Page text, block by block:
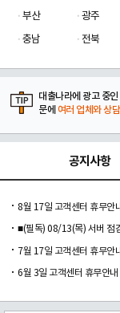
부산
광주
충남
전북
대출나라에 광고 중
문에 여러 업체와 상
공지사항
8월 17일 고객센터 휴무안
■(필독) 08/13(목) 서버 점
7월 17일 고객센터 휴무안
6월 3일 고객센터 휴무안내